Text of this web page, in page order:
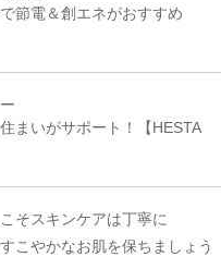
節電＆創エネがおすすめ
まいがサポート！【HESTA
そスキンケアは丁寧に
こやかなお肌を保ちましょう